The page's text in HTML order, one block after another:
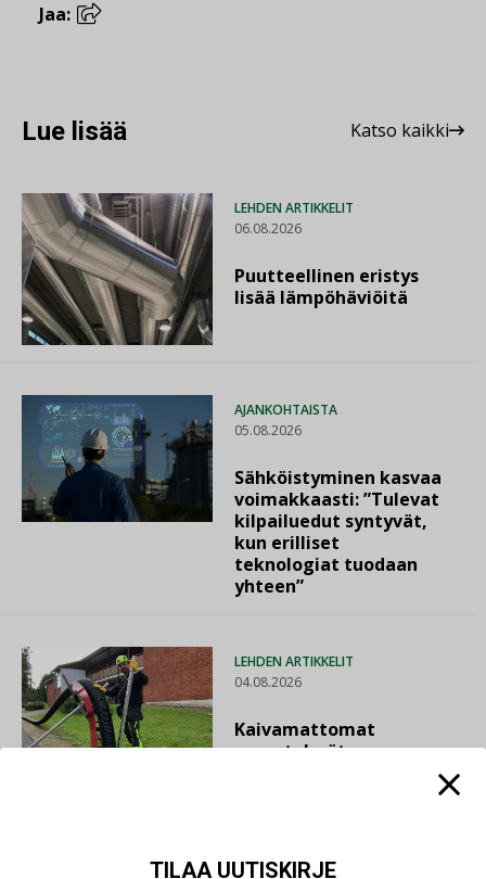
Jaa:
Lue lisää Katso kaikki
LEHDEN ARTIKKELIT
06.08.2026
Puutteellinen eristys
lisää lämpöhäviöitä
AJANKOHTAISTA
05.08.2026
Sähköistyminen kasvaa
voimakkaasti: ”Tulevat
kilpailuedut syntyvät,
kun erilliset
teknologiat tuodaan
yhteen”
LEHDEN ARTIKKELIT
04.08.2026
Kaivamattomat
menetelmät
asemansa taloyhtiöissä
TILAA UUTISKIRJE